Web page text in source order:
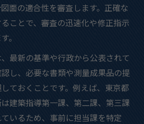
基づく建築測量で安心設計実現
を建築測量で正確に反映する方
基準理解でリスクを最小限に抑
功へ導く建築測量の最新動向
最新動向がプロジェクト成否を
面の適合性を審査します。正確な
ことで、審査の迅速化や修正指示
。
最新の基準や行政から公表されて
し、必要な書類や測量成果品の提
ておくことです。例えば、東京都
建築指導第一課、第二課、第三課
いるため、事前に担当課を特定